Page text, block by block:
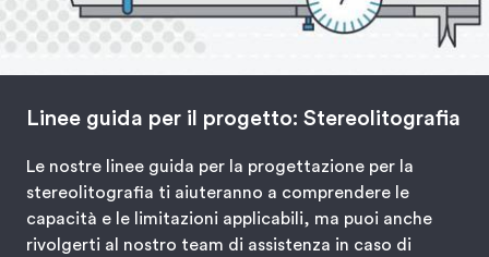
Linee guida per il progetto: Stereolitografia
Le nostre linee guida per la progettazione per la
stereolitografia ti aiuteranno a comprendere le
capacità e le limitazioni applicabili, ma puoi anche
rivolgerti al nostro team di assistenza in caso di